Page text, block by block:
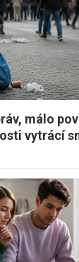
málo
vytrácí